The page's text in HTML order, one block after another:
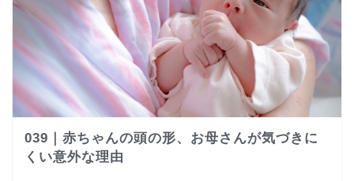
039｜赤ちゃんの頭の形、お母さんが気づきに
くい意外な理由